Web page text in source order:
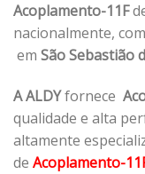
Acoplamento-11F
nacionalmente,
em São Sebastião
A ALDYfornece
qualidade e alta
altamente
de Acoplamento-